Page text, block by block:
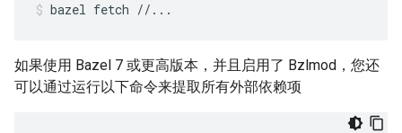
bazel fetch //...
如果使用 Bazel 7 或更高版本，并且启用了 Bzlmod，您还
可以通过运行以下命令来提取所有外部依赖项